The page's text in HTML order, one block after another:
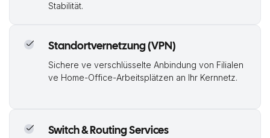
Stabilität.
Standortvernetzung (VPN)
Sichere ve verschlüsselte Anbindung von Filialen
ve Home-Office-Arbeitsplätzen an Ihr Kernnetz.
Switch & Routing Services